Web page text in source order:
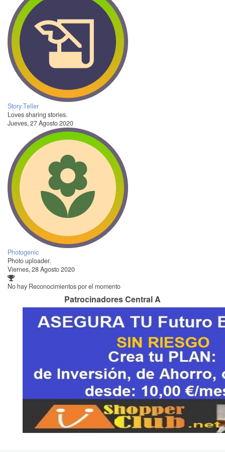
Story Teller
Loves sharing stories.
Jueves, 27 Agosto 2020
Photogenic
Photo uploader.
Viernes, 28 Agosto 2020
No hay Reconocimientos por el momento
Patrocinadores Central A